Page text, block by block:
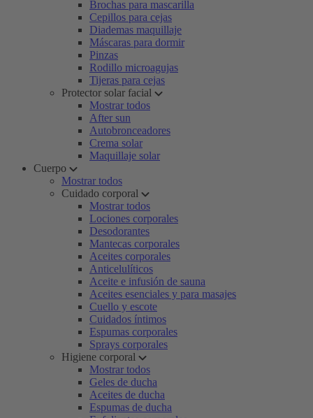
Brochas para mascarilla
Cepillos para cejas
Diademas maquillaje
Máscaras para dormir
Pinzas
Rodillo microagujas
Tijeras para cejas
Protector solar facial
Mostrar todos
After sun
Autobronceadores
Crema solar
Maquillaje solar
Cuerpo
Mostrar todos
Cuidado corporal
Mostrar todos
Lociones corporales
Desodorantes
Mantecas corporales
Aceites corporales
Anticelulíticos
Aceite e infusión de sauna
Aceites esenciales y para masajes
Cuello y escote
Cuidados íntimos
Espumas corporales
Sprays corporales
Higiene corporal
Mostrar todos
Geles de ducha
Aceites de ducha
Espumas de ducha